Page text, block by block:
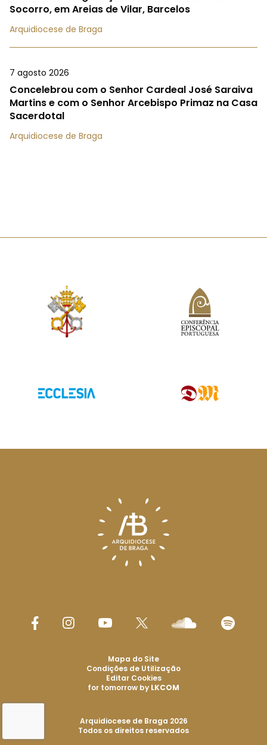
Socorro, em Areias de Vilar, Barcelos
Arquidiocese de Braga
7 agosto 2026
Concelebrou com o Senhor Cardeal José Saraiva
Martins e com o Senhor Arcebispo Primaz na Casa
Sacerdotal
Arquidiocese de Braga
Arquidiocese de Braga 2026
Todos os direitos reservados
Mapa do Site
Condições de Utilização
Editar Cookies
for tomorrow by LKCOM